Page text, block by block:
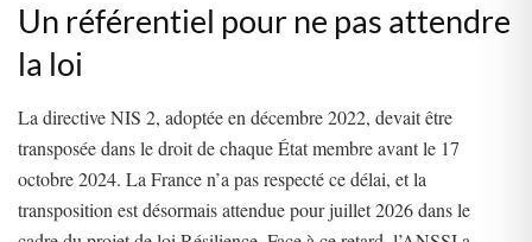
Un référentiel pour ne pas attendre
la loi
La directive NIS 2, adoptée en décembre 2022, devait être
transposée dans le droit de chaque État membre avant le 17
octobre 2024. La France n’a pas respecté ce délai, et la
transposition est désormais attendue pour juillet 2026 dans le